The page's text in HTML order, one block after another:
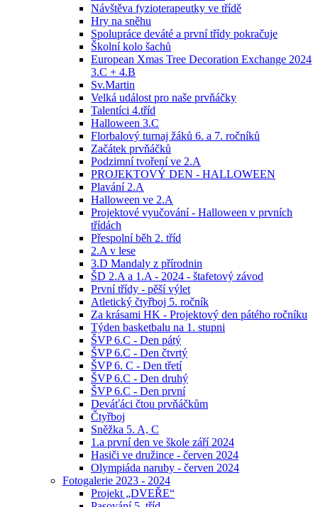
Návštěva fyzioterapeutky ve třídě
Hry na sněhu
Spolupráce deváté a první třídy pokračuje
Školní kolo šachů
European Xmas Tree Decoration Exchange 2024
3.C + 4.B
Sv.Martin
Velká událost pro naše prvňáčky
Talentíci 4.tříd
Halloween 3.C
Florbalový turnaj žáků 6. a 7. ročníků
Začátek prvňáčků
Podzimní tvoření ve 2.A
PROJEKTOVÝ DEN - HALLOWEEN
Plavání 2.A
Halloween ve 2.A
Projektové vyučování - Halloween v prvních
třídách
Přespolní běh 2. tříd
2.A v lese
3.D Mandaly z přírodnin
ŠD 2.A a 1.A - 2024 - štafetový závod
První třídy - pěší výlet
Atletický čtyřboj 5. ročník
Za krásami HK - Projektový den pátého ročníku
Týden basketbalu na 1. stupni
ŠVP 6.C - Den pátý
ŠVP 6.C - Den čtvrtý
ŠVP 6. C - Den třetí
ŠVP 6.C - Den druhý
ŠVP 6.C - Den první
Deváťáci čtou prvňáčkům
Čtyřboj
Sněžka 5. A, C
1.a první den ve škole září 2024
Hasiči ve družince - červen 2024
Olympiáda naruby - červen 2024
Fotogalerie 2023 - 2024
Projekt „DVEŘE“